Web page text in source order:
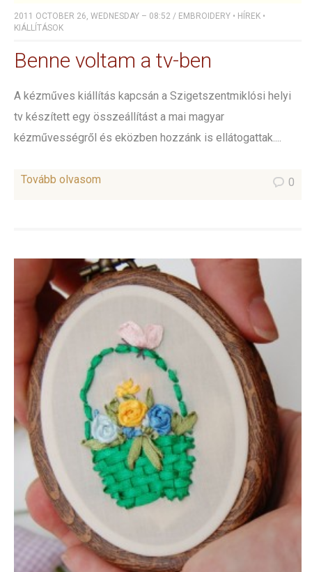
2011 OCTOBER 26, WEDNESDAY – 08:52 / EMBROIDERY • HÍREK •
KIÁLLÍTÁSOK
Benne voltam a tv-ben
A kézműves kiállítás kapcsán a Szigetszentmiklósi helyi
tv készített egy összeállítást a mai magyar
kézművességről és eközben hozzánk is ellátogattak....
Tovább olvasom 0